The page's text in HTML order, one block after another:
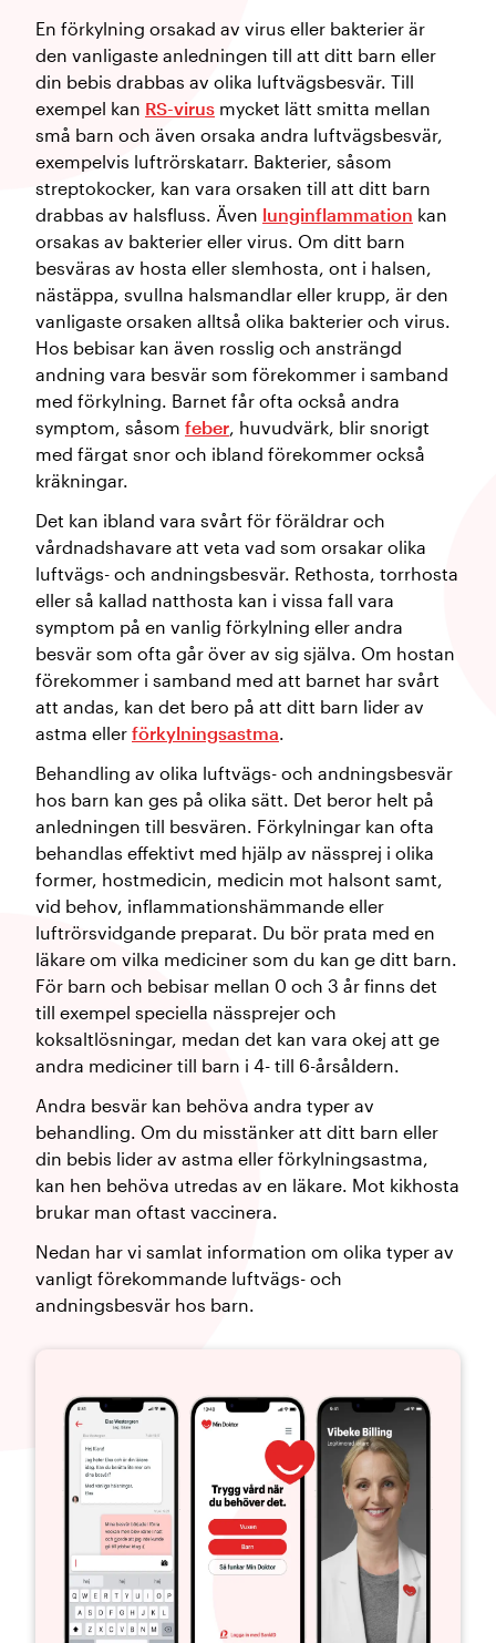
En förkylning orsakad av virus eller bakterier är
den vanligaste anledningen till att ditt barn eller
din bebis drabbas av olika luftvägsbesvär. Till
exempel kan RS-virus mycket lätt smitta mellan
små barn och även orsaka andra luftvägsbesvär,
exempelvis luftrörskatarr. Bakterier, såsom
streptokocker, kan vara orsaken till att ditt barn
drabbas av halsfluss. Även lunginflammation kan
orsakas av bakterier eller virus. Om ditt barn
besväras av hosta eller slemhosta, ont i halsen,
nästäppa, svullna halsmandlar eller krupp, är den
vanligaste orsaken alltså olika bakterier och virus.
Hos bebisar kan även rosslig och ansträngd
andning vara besvär som förekommer i samband
med förkylning. Barnet får ofta också andra
symptom, såsom feber, huvudvärk, blir snorigt
med färgat snor och ibland förekommer också
kräkningar.
Det kan ibland vara svårt för föräldrar och
vårdnadshavare att veta vad som orsakar olika
luftvägs- och andningsbesvär. Rethosta, torrhosta
eller så kallad natthosta kan i vissa fall vara
symptom på en vanlig förkylning eller andra
besvär som ofta går över av sig själva. Om hostan
förekommer i samband med att barnet har svårt
att andas, kan det bero på att ditt barn lider av
astma eller förkylningsastma.
Behandling av olika luftvägs- och andningsbesvär
hos barn kan ges på olika sätt. Det beror helt på
anledningen till besvären. Förkylningar kan ofta
behandlas effektivt med hjälp av nässprej i olika
former, hostmedicin, medicin mot halsont samt,
vid behov, inflammationshämmande eller
luftrörsvidgande preparat. Du bör prata med en
läkare om vilka mediciner som du kan ge ditt barn.
För barn och bebisar mellan 0 och 3 år finns det
till exempel speciella nässprejer och
koksaltlösningar, medan det kan vara okej att ge
andra mediciner till barn i 4- till 6-årsåldern.
Andra besvär kan behöva andra typer av
behandling. Om du misstänker att ditt barn eller
din bebis lider av astma eller förkylningsastma,
kan hen behöva utredas av en läkare. Mot kikhosta
brukar man oftast vaccinera.
Nedan har vi samlat information om olika typer av
vanligt förekommande luftvägs- och
andningsbesvär hos barn.